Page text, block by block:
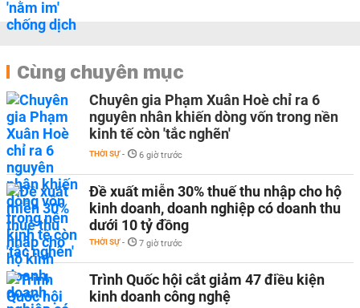
Cùng chuyên mục
Chuyên gia Phạm Xuân Hoè chỉ ra 6
nguyên nhân khiến dòng vốn trong nền
kinh tế còn 'tắc nghẽn'
THỜI SỰ - 6 giờ trước
Đề xuất miễn 30% thuế thu nhập cho hộ
kinh doanh, doanh nghiệp có doanh thu
dưới 10 tỷ đồng
THỜI SỰ - 7 giờ trước
Trình Quốc hội cắt giảm 47 điều kiện
kinh doanh công nghệ